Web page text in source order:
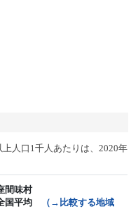
人口1千人あたりは、2020年
間味村
国平均
（→比較する地域